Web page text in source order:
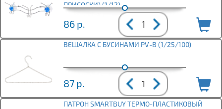
ПРИСОСКИ) (1/12)
86 р.
ВЕШАЛКА С БУСИНАМИ PV-B (1/25/100)
87 р.
ПАТРОН SMARTBUY ТЕРМО-ПЛАСТИКОВЫЙ